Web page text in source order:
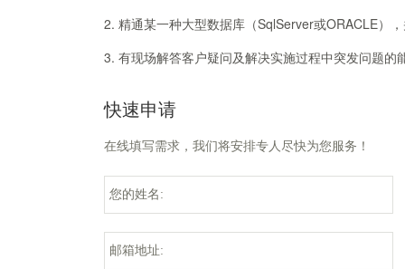
2. 精通某一种大型数据库（SqlServer或ORACLE）
3. 有现场解答客户疑问及解决实施过程中突发问题的
快速申请
在线填写需求，我们将安排专人尽快为您服务！